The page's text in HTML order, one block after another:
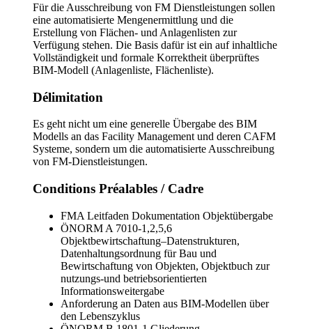
Für die Ausschreibung von FM Dienstleistungen sollen
eine automatisierte Mengenermittlung und die
Erstellung von Flächen- und Anlagenlisten zur
Verfügung stehen. Die Basis dafür ist ein auf inhaltliche
Vollständigkeit und formale Korrektheit überprüftes
BIM-Modell (Anlagenliste, Flächenliste).
Délimitation
Es geht nicht um eine generelle Übergabe des BIM
Modells an das Facility Management und deren CAFM
Systeme, sondern um die automatisierte Ausschreibung
von FM-Dienstleistungen.
Conditions Préalables / Cadre
FMA Leitfaden Dokumentation Objektübergabe
ÖNORM A 7010-1,2,5,6
Objektbewirtschaftung–Datenstrukturen,
Datenhaltungsordnung für Bau und
Bewirtschaftung von Objekten, Objektbuch zur
nutzungs-und betriebsorientierten
Informationsweitergabe
Anforderung an Daten aus BIM-Modellen über
den Lebenszyklus